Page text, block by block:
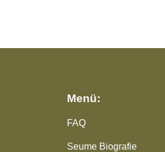
Menü:
FAQ
Seume Biografie